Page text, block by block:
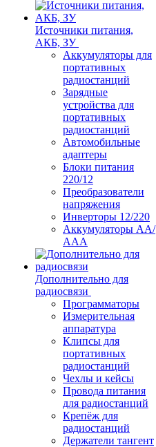
Источники питания,
АКБ, ЗУ
Аккумуляторы для
портативных
радиостанций
Зарядные
устройства для
портативных
радиостанций
Автомобильные
адаптеры
Блоки питания
220/12
Преобразователи
напряжения
Инверторы 12/220
Аккумуляторы АА/
ААА
Дополнительно для
радиосвязи
Программаторы
Измерительная
аппаратура
Клипсы для
портативных
радиостанций
Чехлы и кейсы
Провода питания
для радиостанций
Крепёж для
радиостанций
Держатели тангент